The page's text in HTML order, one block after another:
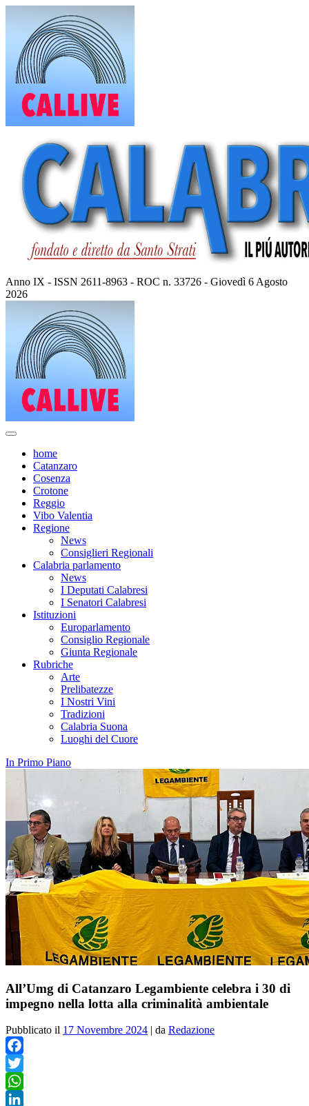
contenuto
Anno IX - ISSN 2611-8963 - ROC n. 33726 - Giovedì 6 Agosto
2026
home
Catanzaro
Cosenza
Crotone
Reggio
Vibo Valentia
Regione
News
Consiglieri Regionali
Calabria parlamento
News
I Deputati Calabresi
I Senatori Calabresi
Istituzioni
Europarlamento
Consiglio Regionale
Giunta Regionale
Rubriche
Arte
Prelibatezze
I Nostri Vini
Tradizioni
Calabria Suona
Luoghi del Cuore
In Primo Piano
All’Umg di Catanzaro Legambiente celebra i 30 di
impegno nella lotta alla criminalità ambientale
Pubblicato il 17 Novembre 2024 | da Redazione
Facebook
Twitter
WhatsApp